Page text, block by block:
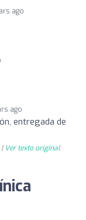
ago
ago
entregada de
| Ver texto original